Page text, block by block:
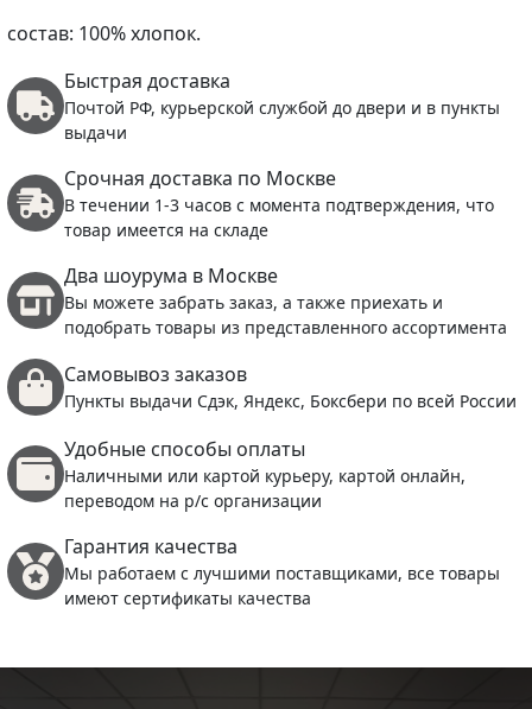
состав: 100% хлопок.
Быстрая доставка
Почтой РФ, курьерской службой до двери и в пункты
выдачи
Срочная доставка по Москве
В течении 1-3 часов с момента подтверждения, что
товар имеется на складе
Два шоурума в Москве
Вы можете забрать заказ, а также приехать и
подобрать товары из представленного ассортимента
Самовывоз заказов
Пункты выдачи Сдэк, Яндекс, Боксбери по всей России
Удобные способы оплаты
Наличными или картой курьеру, картой онлайн,
переводом на р/с организации
Гарантия качества
Мы работаем с лучшими поставщиками, все товары
имеют сертификаты качества